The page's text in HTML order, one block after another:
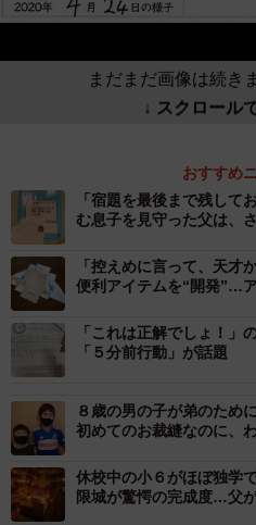
まだまだ画像は続き
↓ スクロール
おすすめ
「宿題を最後まで残し
む息子を見守った父は、
「控えめに言って、天才
便利アイテムを“開発”…
「これは正解でしょ！」
「５分前行動」が話題
８歳の男の子が弟のため
初めてのお裁縫なのに、
休校中の小６がほぼ独学
限城が驚愕の完成度…父